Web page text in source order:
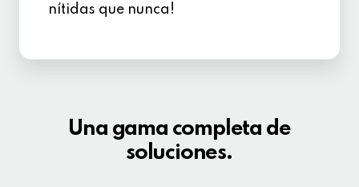
nítidas que nunca!
Una gama completa de
soluciones.